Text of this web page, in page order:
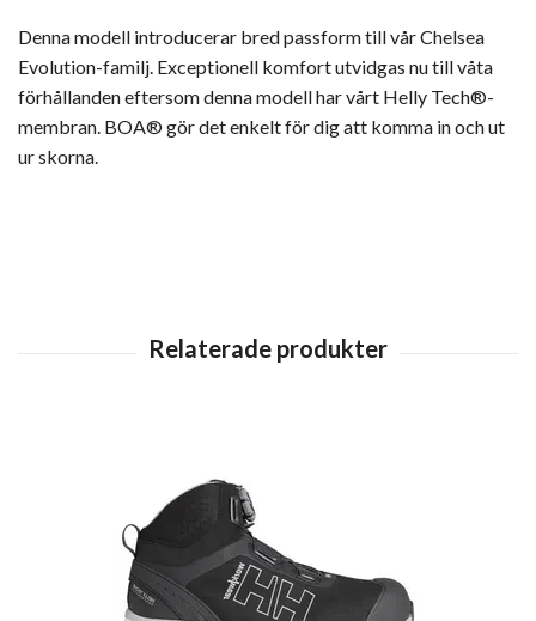
Denna modell introducerar bred passform till vår Chelsea
Evolution-familj. Exceptionell komfort utvidgas nu till våta
förhållanden eftersom denna modell har vårt Helly Tech®-
membran. BOA® gör det enkelt för dig att komma in och ut
ur skorna.